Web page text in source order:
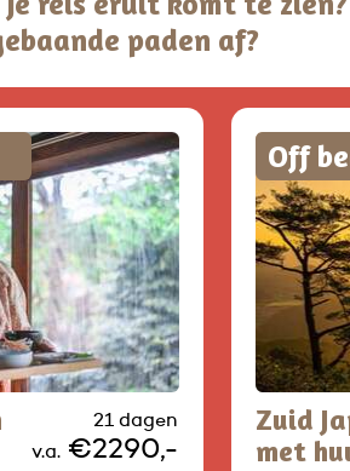
paden af?
21 dagen
v.a. €2290,-
Off
Zuid
met